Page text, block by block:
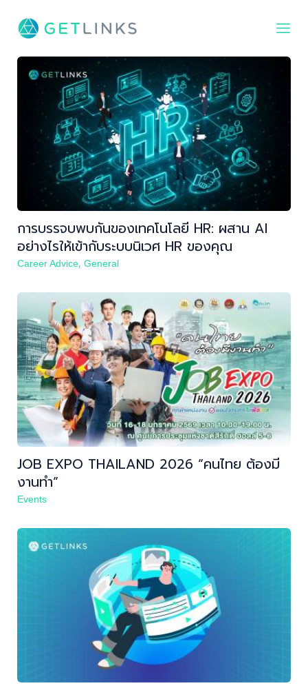
หาคน
หางาน
ตำแหน่งงาน
บทความ
กิจกรรม
เข้าสู่ระบบ
สมัครสมาชิก
การบรรจบพบกันของเทคโนโลยี HR: ผสาน AI
อย่างไรให้เข้ากับระบบนิเวศ HR ของคุณ
Career Advice, General
JOB EXPO THAILAND 2026 “คนไทย ต้องมี
งานทำ”
Events